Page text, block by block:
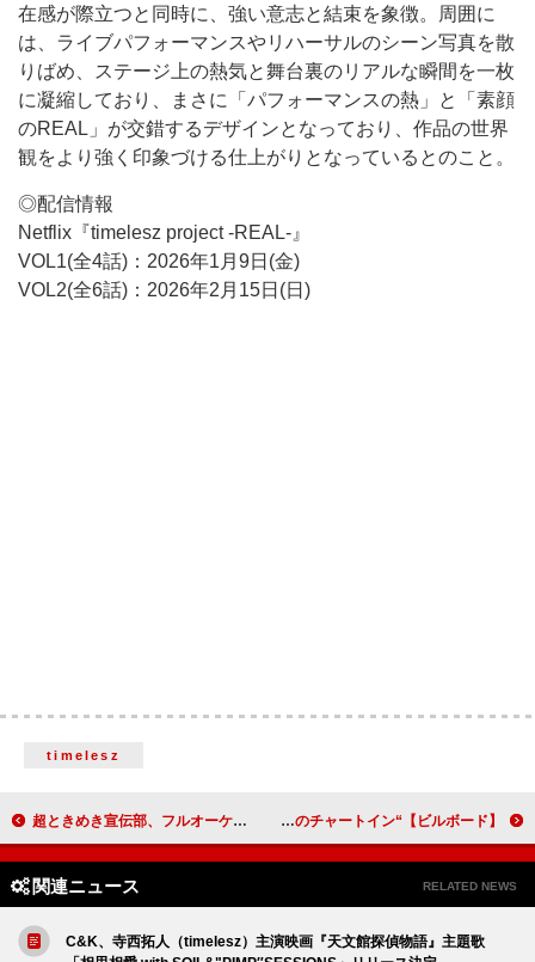
在感が際立つと同時に、強い意志と結束を象徴。周囲に
は、ライブパフォーマンスやリハーサルのシーン写真を散
りばめ、ステージ上の熱気と舞台裏のリアルな瞬間を一枚
に凝縮しており、まさに「パフォーマンスの熱」と「素顔
のREAL」が交錯するデザインとなっており、作品の世界
観をより強く印象づける仕上がりとなっているとのこと。
◎配信情報
Netflix『timelesz project -REAL-』
VOL1(全4話)：2026年1月9日(金)
VOL2(全6話)：2026年2月15日(日)
timelesz
超ときめき宣伝部、フルオーケストラとの初ワンマンライブ開催が決定 管弦楽の響きに彩られ、青春のときめきがぎゅっと詰まった特別な一夜をお届け 【ビルボード】“ニコニコ VOCALOID SONGS TOP20”、はろける「目撃！テト31世」首位デビュー 故wowaka「アンノウン・マザーグース」通算100週目のチャートイン
関連ニュース RELATED NEWS
C&K、寺西拓人（timelesz）主演映画『天文館探偵物語』主題歌